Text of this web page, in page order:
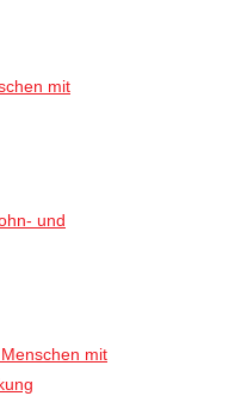
mit
und
mit